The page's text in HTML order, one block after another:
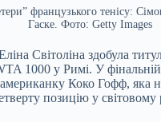
французького тенісу:
Гаске. Фото: Getty Images
Світоліна здобула
1000 у Римі. У фінальній
американку Коко Гофф, яка
позицію у